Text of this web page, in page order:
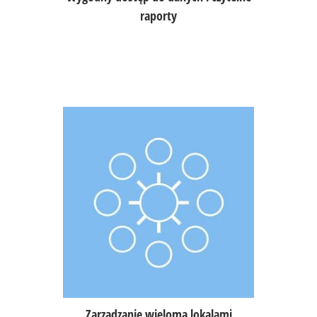
raporty
Możliwość zarządzania całym
asortymentem automatycznie
w wielu lokalizacjach,
dedykowane raporty zbiorcze dla
sieci i franczyz.